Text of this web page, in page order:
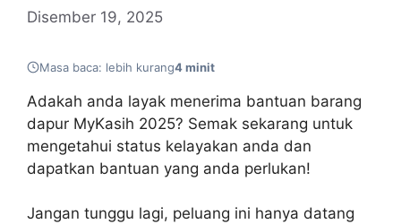
Disember 19, 2025
Masa baca: lebih kurang4 minit
Adakah anda layak menerima bantuan barang
dapur MyKasih 2025? Semak sekarang untuk
mengetahui status kelayakan anda dan
dapatkan bantuan yang anda perlukan!
Jangan tunggu lagi, peluang ini hanya datang